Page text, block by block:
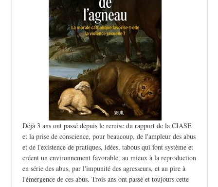
Déjà 3 ans ont passé depuis le remise du rapport de la CIASE
et la prise de conscience, pour beaucoup, de l'ampleur des abus
et de l'existence de pratiques, idées, tabous qui font système et
créent un environnement favorable, au mieux à la reproduction
en série des abus, par l'impunité des agresseurs, et au pire à
l'émergence de ces abus. Trois ans ont passé et toujours cette